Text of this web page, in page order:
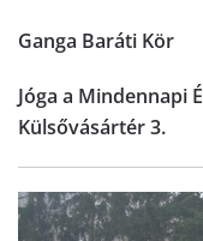
Ganga Baráti Kör
Jóga a Mindennapi
Külsővásártér 3.